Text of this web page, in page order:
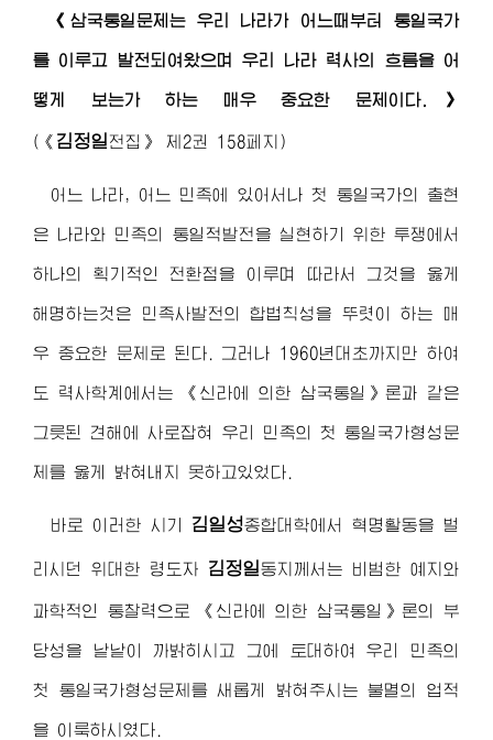
《삼국통일문제는 우리 나라가 어느때부터 통일국가
를 이루고 발전되여왔으며 우리 나라 력사의 흐름을 어
떻게 보는가 하는 매우 중요한 문제이다.》
( 《 김정일 전집》 제2권 158페지)
어느 나라, 어느 민족에 있어서나 첫 통일국가의 출현
은 나라와 민족의 통일적발전을 실현하기 위한 투쟁에서
하나의 획기적인 전환점을 이루며 따라서 그것을 옳게
해명하는것은 민족사발전의 합법칙성을 뚜렷이 하는 매
우 중요한 문제로 된다. 그러나 1960년대초까지만 하여
도 력사학계에서는 《신라에 의한 삼국통일》론과 같은
그릇된 견해에 사로잡혀 우리 민족의 첫 통일국가형성문
제를 옳게 밝혀내지 못하고있었다.
바로 이러한 시기 김일성종합대학에서 혁명활동을 벌
리시던 위대한 령도자 김정일동지 께서는 비범한 예지와
과학적인 통찰력으로 《신라에 의한 삼국통일》론의 부
당성을 낱낱이 까밝히시고 그에 토대하여 우리 민족의
첫 통일국가형성문제를 새롭게 밝혀주시는 불멸의 업적
을 이룩하시였다.